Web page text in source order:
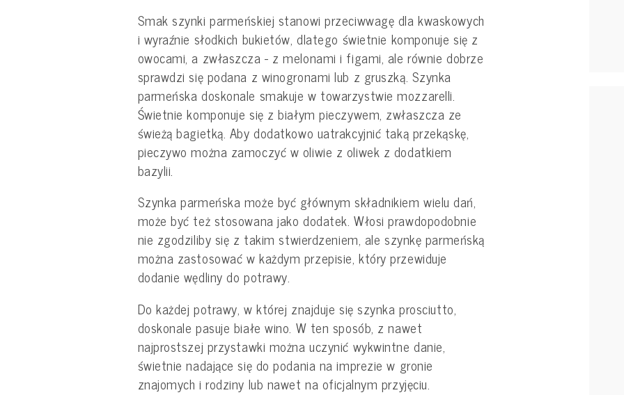
Smak szynki parmeńskiej stanowi przeciwwagę dla kwaskowych
i wyraźnie słodkich bukietów, dlatego świetnie komponuje się z
owocami, a zwłaszcza - z melonami i figami, ale równie dobrze
sprawdzi się podana z winogronami lub z gruszką. Szynka
parmeńska doskonale smakuje w towarzystwie mozzarelli.
Świetnie komponuje się z białym pieczywem, zwłaszcza ze
świeżą bagietką. Aby dodatkowo uatrakcyjnić taką przekąskę,
pieczywo można zamoczyć w oliwie z oliwek z dodatkiem
bazylii.
Szynka parmeńska może być głównym składnikiem wielu dań,
może być też stosowana jako dodatek. Włosi prawdopodobnie
nie zgodziliby się z takim stwierdzeniem, ale szynkę parmeńską
można zastosować w każdym przepisie, który przewiduje
dodanie wędliny do potrawy.
Do każdej potrawy, w której znajduje się szynka prosciutto,
doskonale pasuje białe wino. W ten sposób, z nawet
najprostszej przystawki można uczynić wykwintne danie,
świetnie nadające się do podania na imprezie w gronie
znajomych i rodziny lub nawet na oficjalnym przyjęciu.